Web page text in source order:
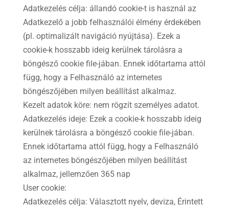
Adatkezelés célja: állandó cookie-t is használ az
Adatkezelő a jobb felhasználói élmény érdekében
(pl. optimalizált navigáció nyújtása). Ezek a
cookie-k hosszabb ideig kerülnek tárolásra a
böngésző cookie file-jában. Ennek időtartama attól
függ, hogy a Felhasználó az internetes
böngészőjében milyen beállítást alkalmaz.
Kezelt adatok köre: nem rögzít személyes adatot.
Adatkezelés ideje: Ezek a cookie-k hosszabb ideig
kerülnek tárolásra a böngésző cookie file-jában.
Ennek időtartama attól függ, hogy a Felhasználó
az internetes böngészőjében milyen beállítást
alkalmaz, jellemzően 365 nap
User cookie:
Adatkezelés célja: Választott nyelv, deviza, Érintett